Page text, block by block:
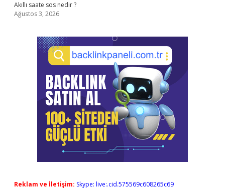
Akıllı saate sos nedir ?
Ağustos 3, 2026
Reklam ve İletişim: Skype: live:.cid.575569c608265c69